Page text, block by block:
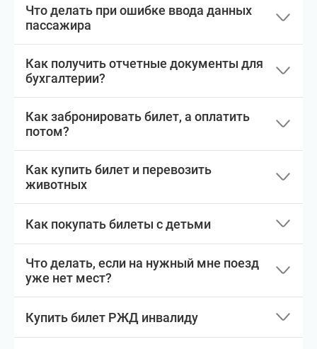
Что делать при ошибке ввода данных
пассажира
Как получить отчетные документы для
бухгалтерии?
Как забронировать билет, а оплатить
потом?
Как купить билет и перевозить
животных
Как покупать билеты с детьми
Что делать, если на нужный мне поезд
уже нет мест?
Купить билет РЖД инвалиду